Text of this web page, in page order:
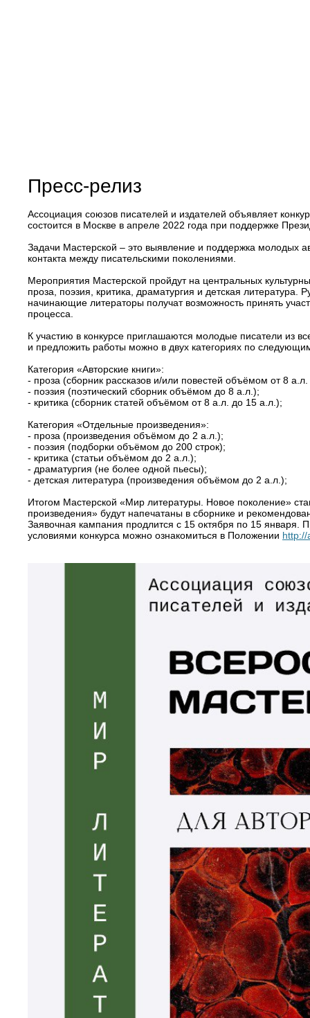
Пресс-релиз
Ассоциация союзов писателей и издателей объявляет
состоится в Москве в апреле 2022 года при поддержке
Задачи Мастерской – это выявление и поддержка молодых
контакта между писательскими поколениями.
Мероприятия Мастерской пройдут на центральных
проза, поэзия, критика, драматургия и детская литература.
начинающие литераторы получат возможность принять
процесса.
К участию в конкурсе приглашаются молодые писатели из
и предложить работы можно в двух категориях по
Категория «Авторские книги»:
- проза (сборник рассказов и/или повестей объёмом от 8
- поэзия (поэтический сборник объёмом до 8 а.л.);
- критика (сборник статей объёмом от 8 а.л. до 15 а.л.);
Категория «Отдельные произведения»:
- проза (произведения объёмом до 2 а.л.);
- поэзия (подборки объёмом до 200 строк);
- критика (статьи объёмом до 2 а.л.);
- драматургия (не более одной пьесы);
- детская литература (произведения объёмом до 2 а.л.);
Итогом Мастерской «Мир литературы. Новое поколение»
произведения» будут напечатаны в сборнике и
Заявочная кампания продлится с 15 октября по 15 января.
условиями конкурса можно ознакомиться в Положении http://